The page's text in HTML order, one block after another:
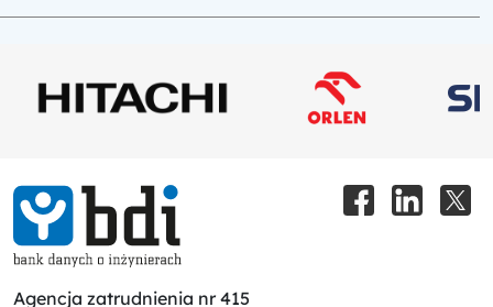
Agencja zatrudnienia nr 415